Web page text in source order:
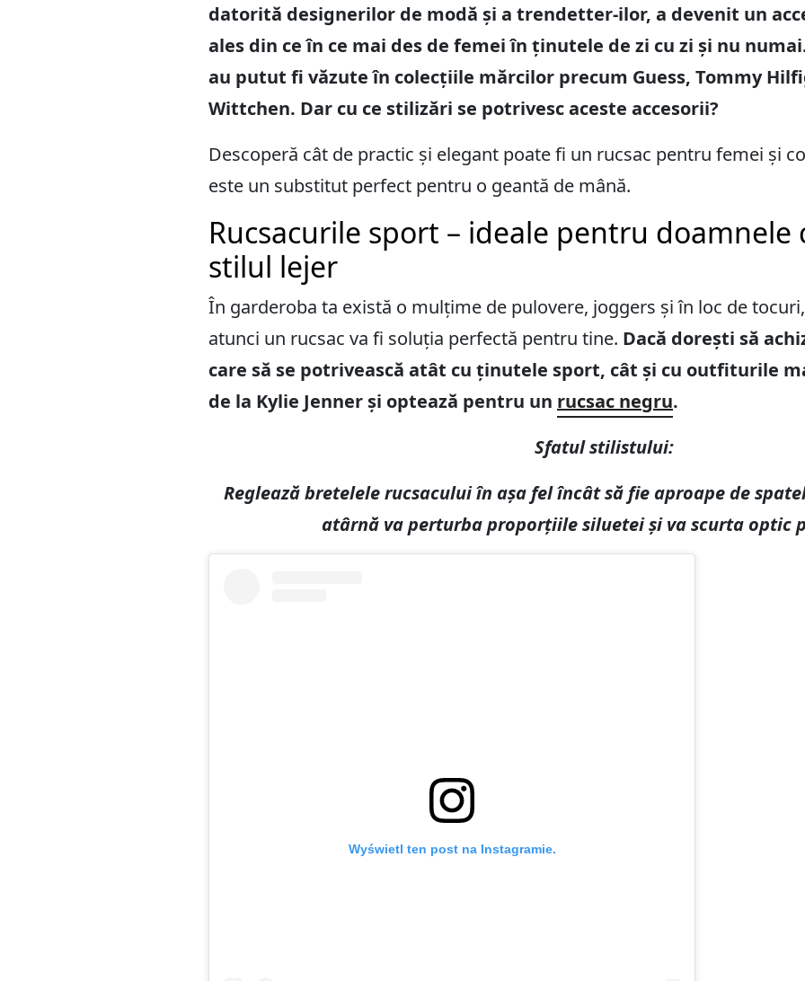
datorită designerilor de modă și a trendetter-ilor, a devenit un
ales din ce în ce mai des de femei în ținutele de zi cu zi și nu
au putut fi văzute în colecțiile mărcilor precum Guess, Tommy
Wittchen. Dar cu ce stilizări se potrivesc aceste accesorii?
Descoperă cât de practic și elegant poate fi un rucsac pentru femei și
este un substitut perfect pentru o geantă de mână.
Rucsacurile sport – ideale pentru doamnele
stilul lejer
În garderoba ta există o mulțime de pulovere, joggers și în loc de
atunci un rucsac va fi soluția perfectă pentru tine. Dacă dorești să
care să se potrivească atât cu ținutele sport, cât și cu outfiturile
de la Kylie Jenner și optează pentru un rucsac negru.
Sfatul stilistului:
Reglează bretelele rucsacului în așa fel încât să fie aproape de
atârnă va perturba proporțiile siluetei și va scurta optic
Wyświetl ten post na Instagramie.